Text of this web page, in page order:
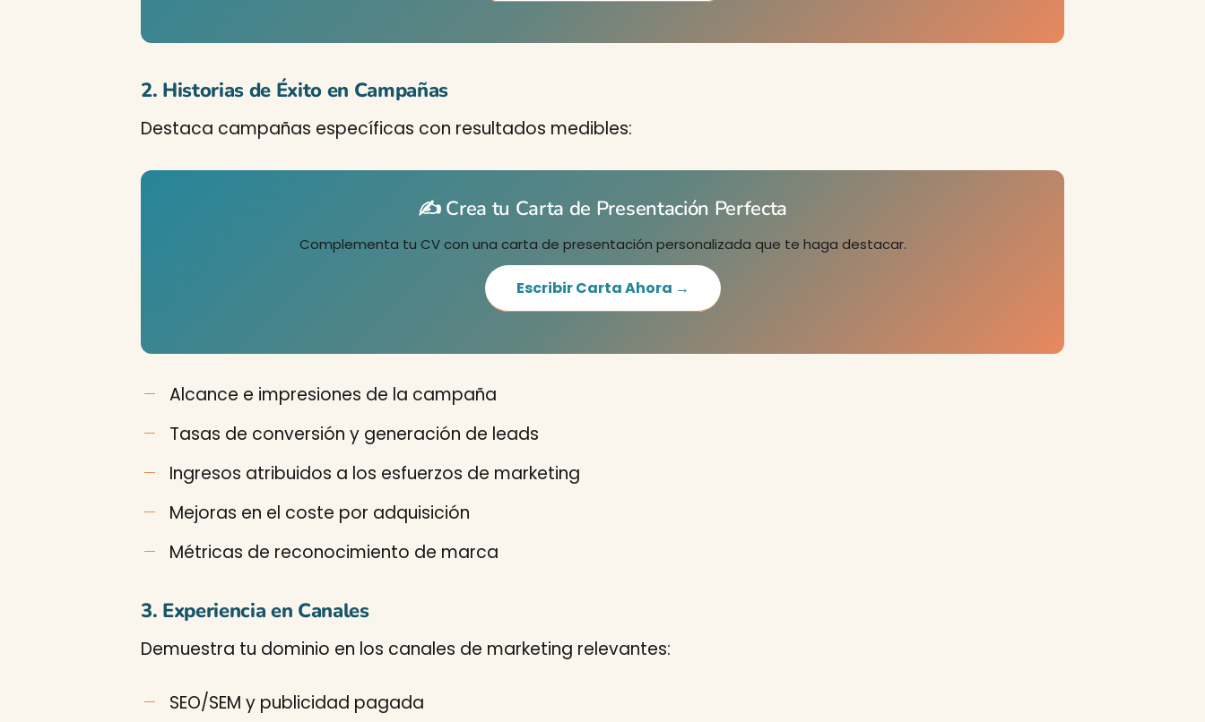
2. Historias de Éxito en Campañas
Destaca campañas específicas con resultados medibles:
✍️ Crea tu Carta de Presentación Perfecta
Complementa tu CV con una carta de presentación personalizada que te haga destacar.
Escribir Carta Ahora →
Alcance e impresiones de la campaña
Tasas de conversión y generación de leads
Ingresos atribuidos a los esfuerzos de marketing
Mejoras en el coste por adquisición
Métricas de reconocimiento de marca
3. Experiencia en Canales
Demuestra tu dominio en los canales de marketing relevantes:
SEO/SEM y publicidad pagada